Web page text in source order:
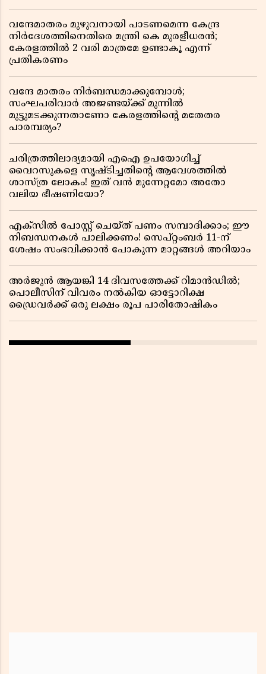
വന്ദേമാതരം മുഴുവനായി പാടണമെന്ന കേന്ദ്ര
നിർദേശത്തിനെതിരെ മന്ത്രി കെ മുരളീധരൻ;
കേരളത്തിൽ 2 വരി മാത്രമേ ഉണ്ടാകൂ എന്ന്
പ്രതികരണം
വന്ദേ മാതരം നിർബന്ധമാക്കുമ്പോൾ;
സംഘപരിവാർ അജണ്ടയ്ക്ക് മുന്നിൽ
മുട്ടുമടക്കുന്നതാണോ കേരളത്തിന്റെ മതേതര
പാരമ്പര്യം?
ചരിത്രത്തിലാദ്യമായി എഐ ഉപയോഗിച്ച്
വൈറസുകളെ സൃഷ്ടിച്ചതിന്റെ ആവേശത്തിൽ
ശാസ്ത്ര ലോകം! ഇത് വൻ മുന്നേറ്റമോ അതോ
വലിയ ഭീഷണിയോ?
എക്സിൽ പോസ്റ്റ് ചെയ്ത് പണം സമ്പാദിക്കാം; ഈ
നിബന്ധനകൾ പാലിക്കണം! സെപ്റ്റംബർ 11-ന്
ശേഷം സംഭവിക്കാൻ പോകുന്ന മാറ്റങ്ങൾ അറിയാം
അർജുൻ ആയങ്കി 14 ദിവസത്തേക്ക് റിമാൻഡിൽ;
പൊലീസിന് വിവരം നൽകിയ ഓട്ടോറിക്ഷ
ഡ്രൈവർക്ക് ഒരു ലക്ഷം രൂപ പാരിതോഷികം